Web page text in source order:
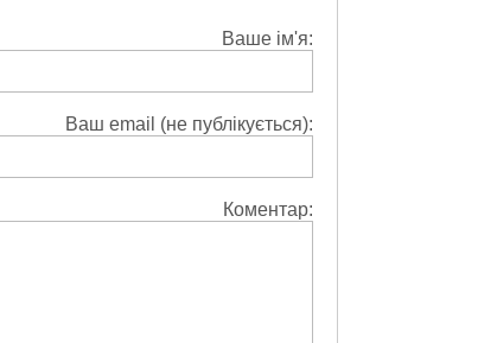
Ваше ім'я:
Ваш email (не публікується):
Коментар: